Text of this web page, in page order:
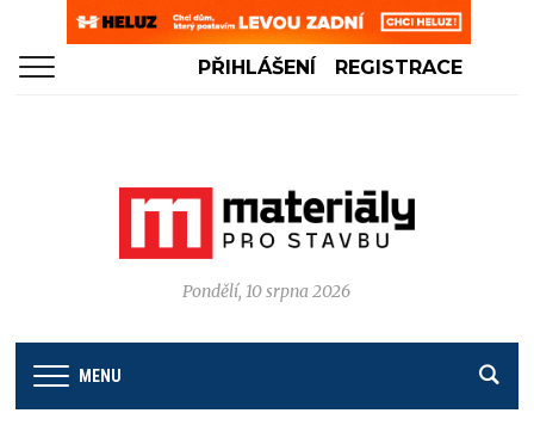
PŘIHLÁŠENÍ REGISTRACE
Pondělí, 10 srpna 2026
MENU